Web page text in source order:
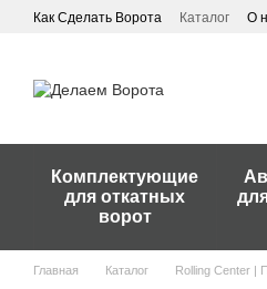
Перейти к основному контенту
Как Сделать Ворота Каталог О
Комплектующие
для откатных
ворот
Главная Каталог Rolling Center |